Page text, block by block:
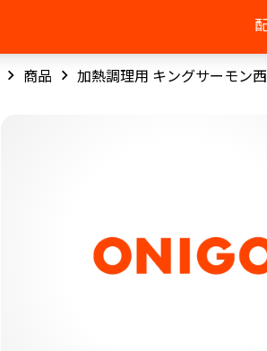
商品 加熱調理用 キングサーモン